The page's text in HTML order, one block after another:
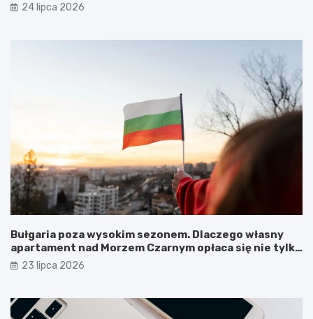
24 lipca 2026
Bułgaria poza wysokim sezonem. Dlaczego własny
apartament nad Morzem Czarnym opłaca się nie tylko
latem?
23 lipca 2026